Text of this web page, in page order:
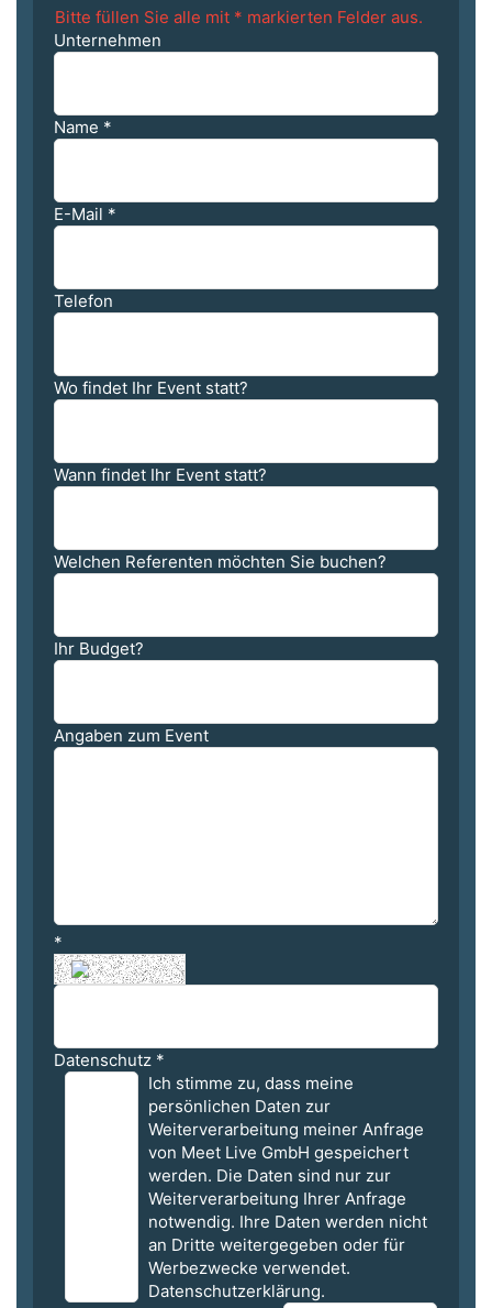
Bitte füllen Sie alle mit * markierten Felder aus.
Unternehmen
Name *
E-Mail *
Telefon
Wo findet Ihr Event statt?
Wann findet Ihr Event statt?
Welchen Referenten möchten Sie buchen?
Ihr Budget?
Angaben zum Event
*
Datenschutz *
Ich stimme zu, dass meine
persönlichen Daten zur
Weiterverarbeitung meiner Anfrage
von Meet Live GmbH gespeichert
werden. Die Daten sind nur zur
Weiterverarbeitung Ihrer Anfrage
notwendig. Ihre Daten werden nicht
an Dritte weitergegeben oder für
Werbezwecke verwendet.
Datenschutzerklärung.